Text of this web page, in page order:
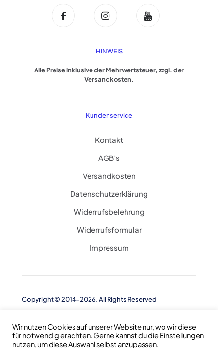
HINWEIS
Alle Preise inklusive der Mehrwertsteuer, zzgl. der
Versandkosten.
Kundenservice
Kontakt
AGB’s
Versandkosten
Datenschutzerklärung
Widerrufsbelehrung
Widerrufsformular
Impressum
Copyright © 2014-2026. All Rights Reserved
Wir nutzen Cookies auf unserer Website nur, wo wir diese
für notwendig erachten. Gerne kannst du die Einstellungen
nutzen, um diese Auswahl selbst anzupassen.